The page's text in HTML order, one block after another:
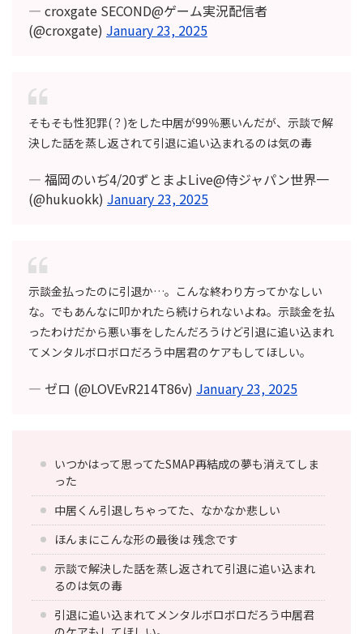
— croxgate SECOND@ゲーム実況配信者
(@croxgate) January 23, 2025
そもそも性犯罪(？)をした中居が99％悪いんだが、示談で解
決した話を蒸し返されて引退に追い込まれるのは気の毒
— 福岡のいぢ4/20ずとまよLive@侍ジャパン世界一
(@hukuokk) January 23, 2025
示談金払ったのに引退か…。こんな終わり方ってかなしい
な。でもあんなに叩かれたら続けられないよね。示談金を払
ったわけだから悪い事をしたんだろうけど引退に追い込まれ
てメンタルボロボロだろう中居君のケアもしてほしい。
— ゼロ (@LOVEvR214T86v) January 23, 2025
いつかはって思ってたSMAP再結成の夢も消えてしま
った
中居くん引退しちゃってた、なかなか悲しい
ほんまにこんな形の最後は 残念です
示談で解決した話を蒸し返されて引退に追い込まれ
るのは気の毒
引退に追い込まれてメンタルボロボロだろう中居君